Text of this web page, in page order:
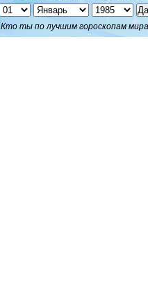
Кто ты по лучшим гороскопам мира